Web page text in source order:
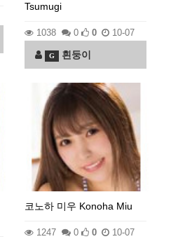
Tsumugi
1038 0 0 10-07
G 흰둥이
코노하 미우 Konoha Miu
1247 0 0 10-07